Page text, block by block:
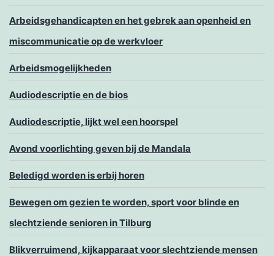
Arbeidsgehandicapten en het gebrek aan openheid en
miscommunicatie op de werkvloer
Arbeidsmogelijkheden
Audiodescriptie en de bios
Audiodescriptie, lijkt wel een hoorspel
Avond voorlichting geven bij de Mandala
Beledigd worden is erbij horen
Bewegen om gezien te worden, sport voor blinde en
slechtziende senioren in Tilburg
Blikverruimend, kijkapparaat voor slechtziende mensen